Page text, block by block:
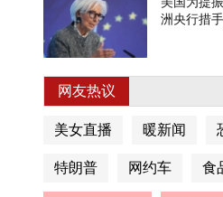
洲央行措
网友热议
美女直播 暖新闻
特朗普 网约车 食